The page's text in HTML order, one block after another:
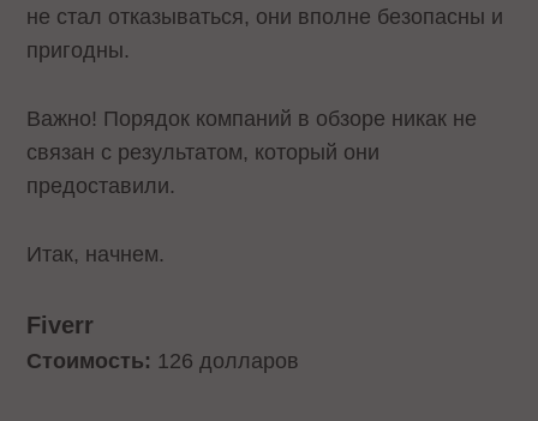
не стал отказываться, они вполне безопасны и
пригодны.
Важно! Порядок компаний в обзоре никак не
связан с результатом, который они
предоставили.
Итак, начнем.
Fiverr
Стоимость: 126 долларов